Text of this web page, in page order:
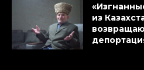
из